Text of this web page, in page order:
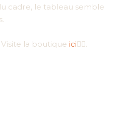
cadre, le tableau semble
la boutique ici👇🏼.